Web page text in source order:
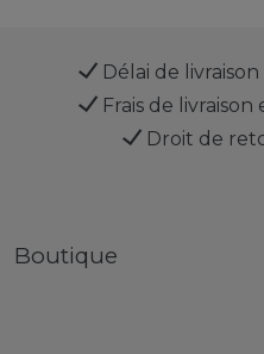
Délai de livraison
Frais de
Droit de
Boutique